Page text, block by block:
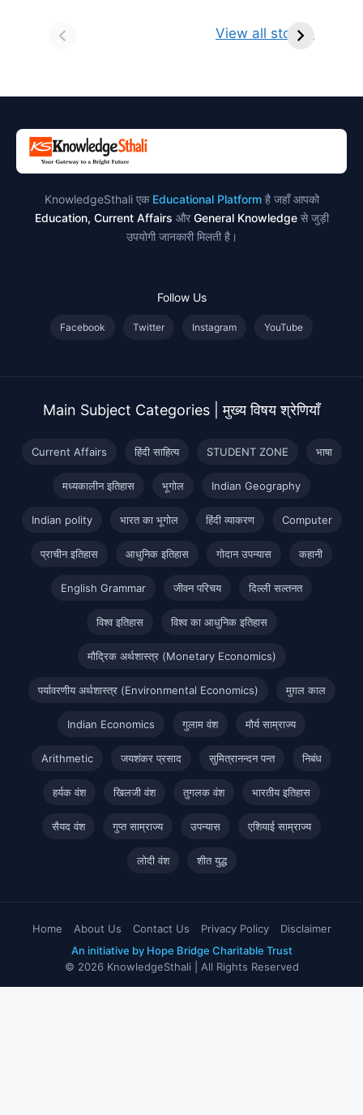
View all stories
किसे कहते है?
ज्योतिर्लिंग | नाम,
KnowledgeSthali एक Educational Platformहै जहाँ आपको
Education, Current Affairs और General Knowledgeसे जुड़ी
उपयोगी जानकारी मिलती है।
Follow Us
Facebook Twitter Instagram YouTube
Main Subject Categories | मुख्य विषय श्रेणियाँ
Current Affairs हिंदी साहित्य STUDENT ZONE भाषा
मध्यकालीन इतिहास भूगोल Indian Geography
Indian polity भारत का भूगोल हिंदी व्याकरण Computer
प्राचीन इतिहास आधुनिक इतिहास गोदान उपन्यास कहानी
English Grammar जीवन परिचय दिल्ली सल्तनत
विश्व इतिहास विश्व का आधुनिक इतिहास
मौद्रिक अर्थशास्त्र (Monetary Economics)
पर्यावरणीय अर्थशास्त्र (Environmental Economics) मुग़ल काल
Indian Economics गुलाम वंश मौर्य साम्राज्य
Arithmetic जयशंकर प्रसाद सुमित्रानन्दन पन्त निबंध
हर्यक वंश खिलजी वंश तुगलक वंश भारतीय इतिहास
सैयद वंश गुप्त साम्राज्य उपन्यास एशियाई साम्राज्य
लोदी वंश शीत युद्ध
Home About Us Contact Us Privacy Policy
Disclaimer
An initiative by Hope Bridge Charitable Trust
© 2026 KnowledgeSthali | All Rights Reserved